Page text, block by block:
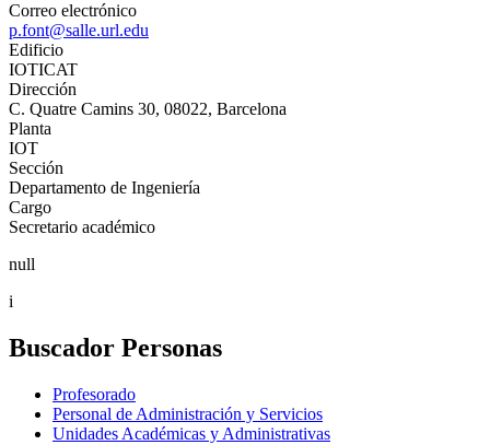
Correo electrónico
p.font@salle.url.edu
Edificio
IOTICAT
Dirección
C. Quatre Camins 30, 08022, Barcelona
Planta
IOT
Sección
Departamento de Ingeniería
Cargo
Secretario académico
null
i
Buscador Personas
Profesorado
Personal de Administración y Servicios
Unidades Académicas y Administrativas